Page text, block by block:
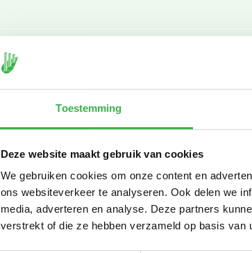
Toestemming
Deze website maakt gebruik van cookies
We gebruiken cookies om onze content en
ons websiteverkeer te analyseren. Ook delen we
media, adverteren en analyse. Deze partners
verstrekt of die ze hebben verzameld op basis van
Aardgas voor verwarming
en Business travel
Ingekochte elektriciteit